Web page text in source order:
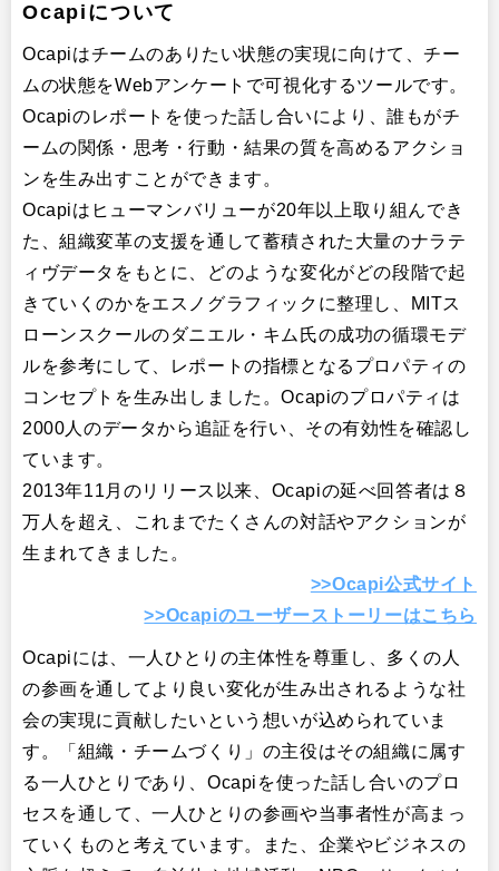
Ocapiについて
Ocapiはチームのありたい状態の実現に向けて、チー
ムの状態をWebアンケートで可視化するツールです。
Ocapiのレポートを使った話し合いにより、誰もがチ
ームの関係・思考・行動・結果の質を高めるアクショ
ンを生み出すことができます。
Ocapiはヒューマンバリューが20年以上取り組んでき
た、組織変革の支援を通して蓄積された大量のナラテ
ィヴデータをもとに、どのような変化がどの段階で起
きていくのかをエスノグラフィックに整理し、MITス
ローンスクールのダニエル・キム氏の成功の循環モデ
ルを参考にして、レポートの指標となるプロパティの
コンセプトを生み出しました。Ocapiのプロパティは
2000人のデータから追証を行い、その有効性を確認し
ています。
2013年11月のリリース以来、Ocapiの延べ回答者は８
万人を超え、これまでたくさんの対話やアクションが
生まれてきました。
>>Ocapi公式サイト
>>Ocapiのユーザーストーリーはこちら
Ocapiには、一人ひとりの主体性を尊重し、多くの人
の参画を通してより良い変化が生み出されるような社
会の実現に貢献したいという想いが込められていま
す。「組織・チームづくり」の主役はその組織に属す
る一人ひとりであり、Ocapiを使った話し合いのプロ
セスを通して、一人ひとりの参画や当事者性が高まっ
ていくものと考えています。また、企業やビジネスの